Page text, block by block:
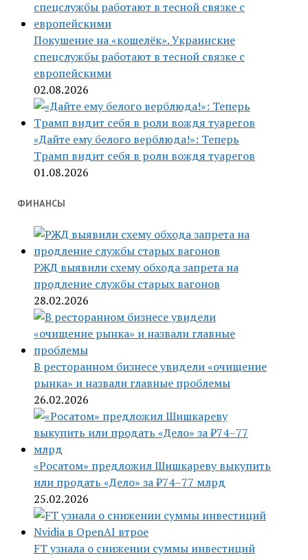
Покушение на «кошелёк». Украинские
спецслужбы работают в тесной связке с
европейскими
02.08.2026
«Дайте ему белого верблюда!»: Теперь
Трамп видит себя в роли вождя туарегов
01.08.2026
ФИНАНСЫ
РЖД выявили схему обхода запрета на
продление службы старых вагонов
28.02.2026
В ресторанном бизнесе увидели «очищение
рынка» и назвали главные проблемы
26.02.2026
«Росатом» предложил Шишкареву выкупить
или продать «Дело» за ₽74–77 млрд
25.02.2026
FT узнала о снижении суммы инвестиций